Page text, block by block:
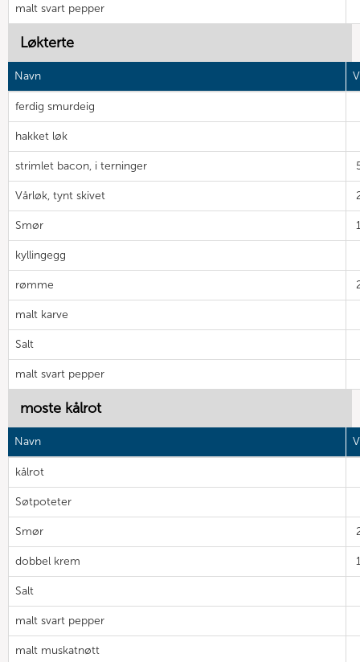
malt svart pepper
Løkterte
Navn
ferdig smurdeig
hakket løk
strimlet bacon, i terninger
Vårløk, tynt skivet
Smør
kyllingegg
rømme
malt karve
Salt
malt svart pepper
moste kålrot
Navn
kålrot
Søtpoteter
Smør
dobbel krem
Salt
malt svart pepper
malt muskatnøtt